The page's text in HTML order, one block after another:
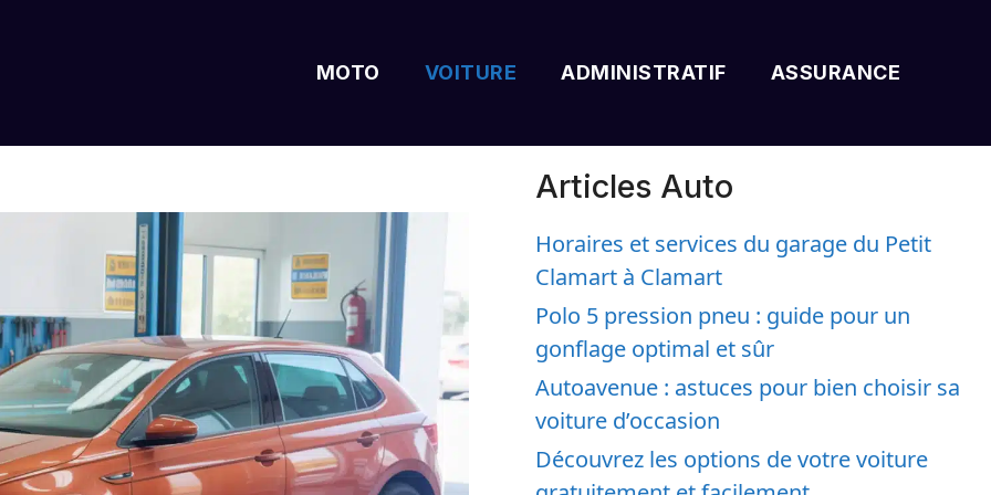
MOTO VOITURE ADMINISTRATIF ASSURANCE
Articles Auto
Horaires et services du garage du Petit
Clamart à Clamart
Polo 5 pression pneu : guide pour un
gonflage optimal et sûr
Autoavenue : astuces pour bien choisir sa
voiture d’occasion
Découvrez les options de votre voiture